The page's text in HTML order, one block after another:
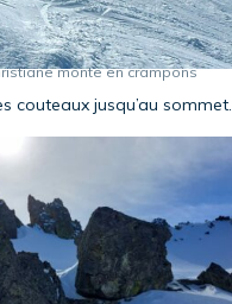
monte en crampons
couteaux jusqu’au sommet.